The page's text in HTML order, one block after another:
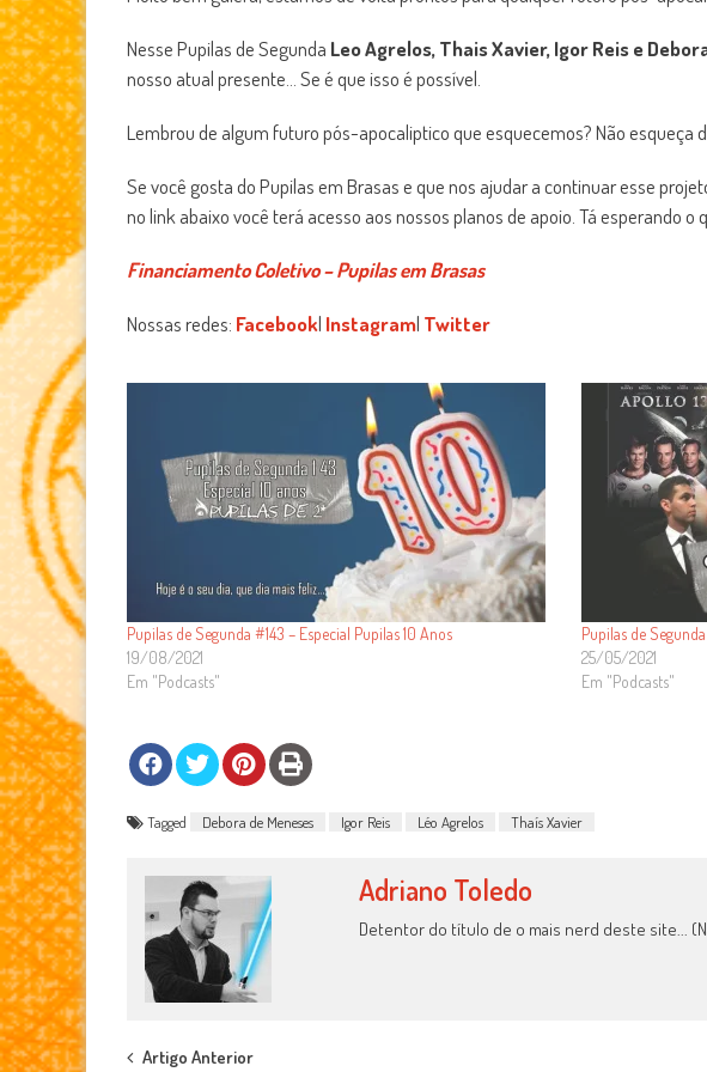
Nesse Pupilas de Segunda Leo Agrelos, Thais Xavier, Igor Reis e
nosso atual presente… Se é que isso é possível.
Lembrou de algum futuro pós-apocaliptico que esquecemos? Não esqueça
Se você gosta do Pupilas em Brasas e que nos ajudar a continuar esse
no link abaixo você terá acesso aos nossos planos de apoio. Tá esperando
Financiamento Coletivo – Pupilas em Brasas
Nossas redes: Facebook| Instagram| Twitter
Pupilas de Segunda #143 – Especial Pupilas 10 Anos
19/08/2021
Em "Podcasts"
Pupilas de
25/05/2021
Em "Podcasts"
Tagged Debora de Meneses Igor Reis Léo Agrelos Thaís Xavier
Adriano Toledo
Detentor do título de o mais nerd deste site...
Artigo Anterior